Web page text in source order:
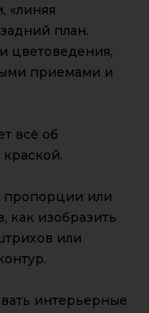
«линяя
план.
цветоведения,
приемами и
всё об
пропорции или
как изобразить
или
интерьерные